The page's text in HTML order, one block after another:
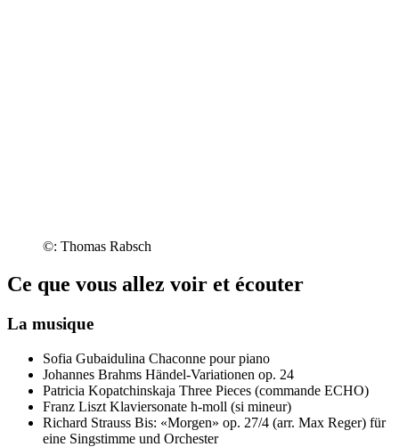
©: Thomas Rabsch
Ce que vous allez voir et écouter
La musique
Sofia Gubaidulina Chaconne pour piano
Johannes Brahms Händel-Variationen op. 24
Patricia Kopatchinskaja Three Pieces (commande ECHO)
Franz Liszt Klaviersonate h-moll (si mineur)
Richard Strauss Bis: «Morgen» op. 27/4 (arr. Max Reger) für
eine Singstimme und Orchester